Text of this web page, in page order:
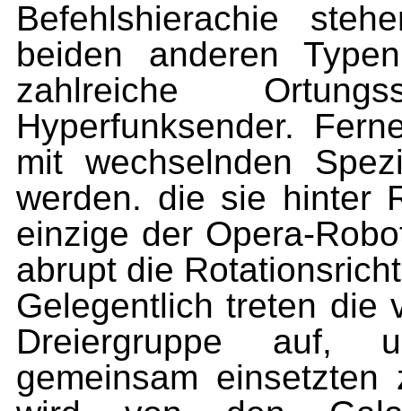
Befehlshierachie
beiden anderen
zahlreiche
Hyperfunksender.
mit wechselnden
werden. die sie hinter
einzige der Opera-
abrupt die
Gelegentlich treten die
Dreiergruppe auf,
gemeinsam